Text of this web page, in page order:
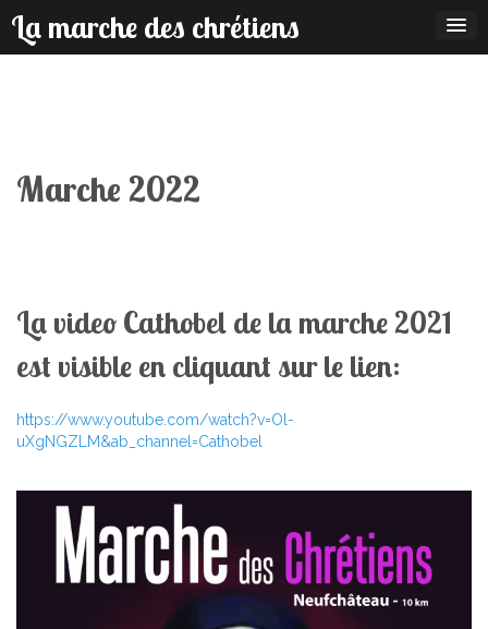
content
La marche des chrétiens
Marche 2022
La video Cathobel de la marche 2021
est visible en cliquant sur le lien:
https://www.youtube.com/watch?v=Ol-
uXgNGZLM&ab_channel=Cathobel